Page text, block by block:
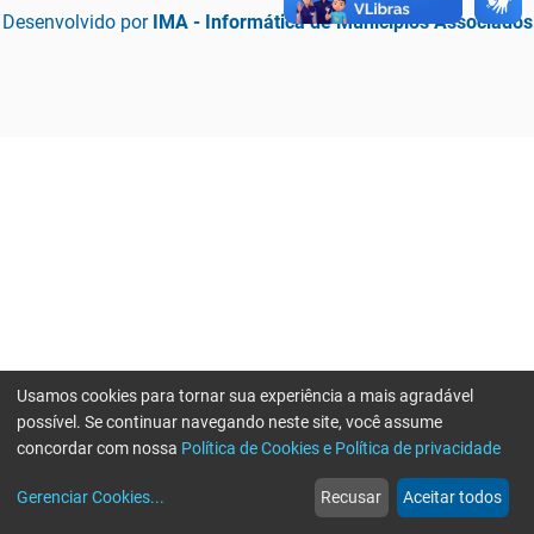
Desenvolvido por IMA - Informática de Municípios Associados
web
Notícias
more_horiz
Mais
Usamos cookies para tornar sua experiência a mais agradável
possível. Se continuar navegando neste site, você assume
concordar com nossa Política de Cookies e Política de privacidade
Gerenciar Cookies... Recusar Aceitar todos
Erro ao enviar informações, por favor tente novamente